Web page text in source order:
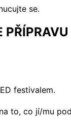
se.
PŘÍPRAVU
festivalem.
to, co jí/mu